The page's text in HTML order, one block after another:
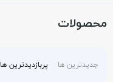
محصولات
جدیدترین ها پربازدیدترین ها